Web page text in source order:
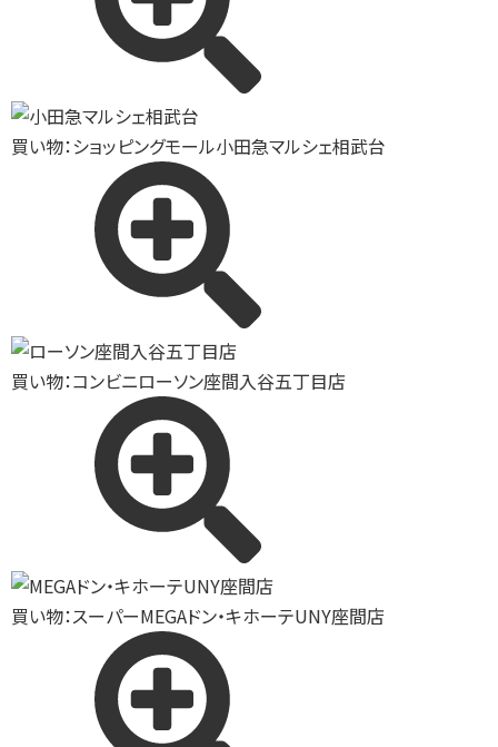
買い物：ショッピングモール小田急マルシェ相武台
買い物：コンビニローソン座間入谷五丁目店
買い物：スーパーMEGAドン・キホーテUNY座間店